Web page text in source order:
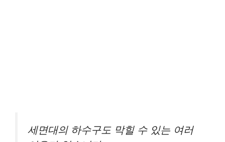
세면대의 하수구도 막힐 수 있는 여러